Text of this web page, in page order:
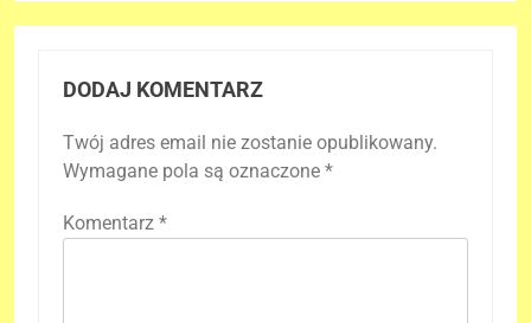
DODAJ KOMENTARZ
Twój adres email nie zostanie opublikowany.
Wymagane pola są oznaczone *
Komentarz *